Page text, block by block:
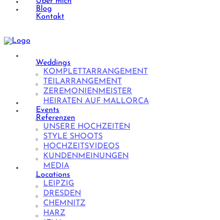
Blog
Kontakt
Weddings
KOMPLETTARRANGEMENT
TEILARRANGEMENT
ZEREMONIENMEISTER
HEIRATEN AUF MALLORCA
Events
Referenzen
UNSERE HOCHZEITEN
STYLE SHOOTS
HOCHZEITSVIDEOS
KUNDENMEINUNGEN
MEDIA
Locations
LEIPZIG
DRESDEN
CHEMNITZ
HARZ